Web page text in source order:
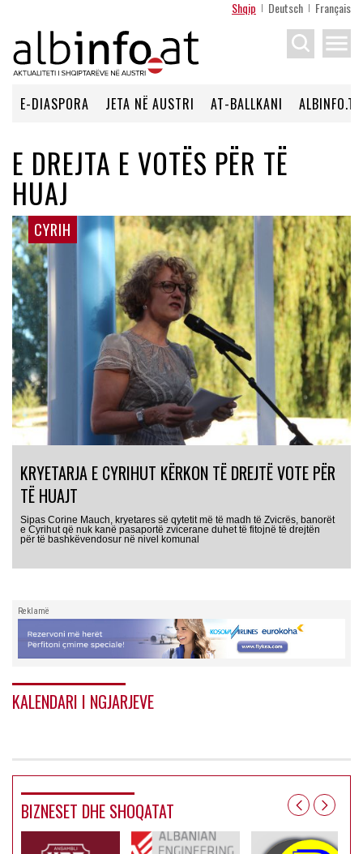
Shqip Deutsch Français
menu
E-DIASPORA JETA NË AUSTRI AT-BALLKANI ALBINFO.TV
E DREJTA E VOTËS PËR TË
HUAJ
CYRIH
KRYETARJA E CYRIHUT KËRKON TË DREJTË VOTE PËR
TË HUAJT
Sipas Corine Mauch, kryetares së qytetit më të madh të Zvicrës, banorët
e Cyrihut që nuk kanë pasaportë zvicerane duhet të fitojnë të drejtën
për të bashkëvendosur në nivel komunal
Reklamë
KALENDARI I NGJARJEVE
BIZNESET DHE SHOQATAT